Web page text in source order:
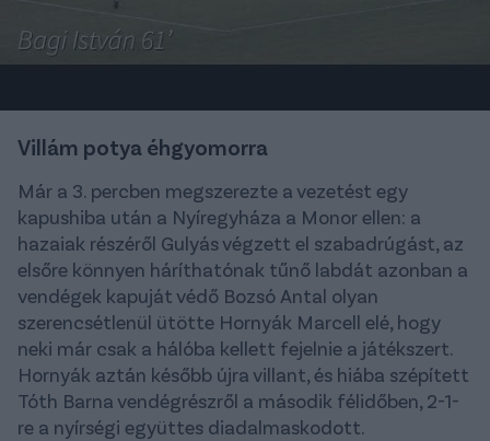
Villám potya éhgyomorra
Már a 3. percben megszerezte a vezetést egy
kapushiba után a Nyíregyháza a Monor ellen: a
hazaiak részéről Gulyás végzett el szabadrúgást, az
elsőre könnyen háríthatónak tűnő labdát azonban a
vendégek kapuját védő Bozsó Antal olyan
szerencsétlenül ütötte Hornyák Marcell elé, hogy
neki már csak a hálóba kellett fejelnie a játékszert.
Hornyák aztán később újra villant, és hiába szépített
Tóth Barna vendégrészről a második félidőben, 2-1-
re a nyírségi együttes diadalmaskodott.